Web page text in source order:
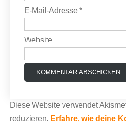
E-Mail-Adresse *
Website
Diese Website verwendet
reduzieren. Erfahre, wie deine